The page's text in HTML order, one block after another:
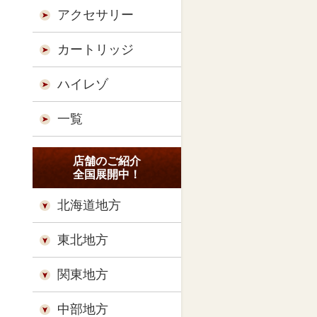
アクセサリー
カートリッジ
ハイレゾ
一覧
店舗のご紹介
全国展開中！
北海道地方
東北地方
関東地方
中部地方